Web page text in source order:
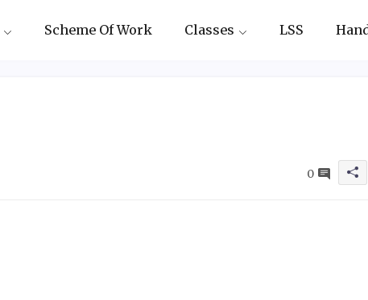
Scheme Of Work Classes LSS
0